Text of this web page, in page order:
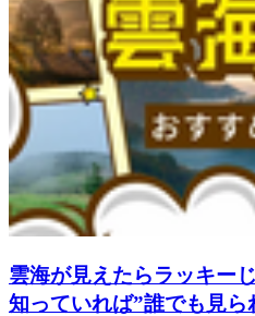
雲海が見えたらラッキー
知っていれば”誰でも見